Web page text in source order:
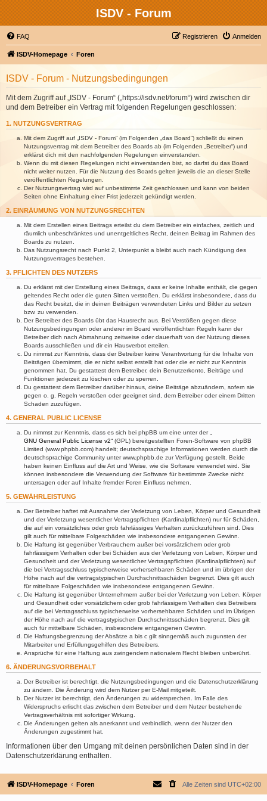
ISDV - Forum
FAQ Anmelden
Registrieren
ISDV-Homepage Foren
ISDV - Forum - Nutzungsbedingungen
Mit dem Zugriff auf „ISDV - Forum“ („https://isdv.net/forum“) wird zwischen dir
und dem Betreiber ein Vertrag mit folgenden Regelungen geschlossen:
1. NUTZUNGSVERTRAG
Mit dem Zugriff auf „ISDV - Forum“ (im Folgenden „das Board“) schließt du einen
Nutzungsvertrag mit dem Betreiber des Boards ab (im Folgenden „Betreiber“) und
erklärst dich mit den nachfolgenden Regelungen einverstanden.
Wenn du mit diesen Regelungen nicht einverstanden bist, so darfst du das Board
nicht weiter nutzen. Für die Nutzung des Boards gelten jeweils die an dieser Stelle
veröffentlichten Regelungen.
Der Nutzungsvertrag wird auf unbestimmte Zeit geschlossen und kann von beiden
Seiten ohne Einhaltung einer Frist jederzeit gekündigt werden.
2. EINRÄUMUNG VON NUTZUNGSRECHTEN
Mit dem Erstellen eines Beitrags erteilst du dem Betreiber ein einfaches, zeitlich und
räumlich unbeschränktes und unentgeltliches Recht, deinen Beitrag im Rahmen des
Boards zu nutzen.
Das Nutzungsrecht nach Punkt 2, Unterpunkt a bleibt auch nach Kündigung des
Nutzungsvertrages bestehen.
3. PFLICHTEN DES NUTZERS
Du erklärst mit der Erstellung eines Beitrags, dass er keine Inhalte enthält, die gegen
geltendes Recht oder die guten Sitten verstoßen. Du erklärst insbesondere, dass du
das Recht besitzt, die in deinen Beiträgen verwendeten Links und Bilder zu setzen
bzw. zu verwenden.
Der Betreiber des Boards übt das Hausrecht aus. Bei Verstößen gegen diese
Nutzungsbedingungen oder anderer im Board veröffentlichten Regeln kann der
Betreiber dich nach Abmahnung zeitweise oder dauerhaft von der Nutzung dieses
Boards ausschließen und dir ein Hausverbot erteilen.
Du nimmst zur Kenntnis, dass der Betreiber keine Verantwortung für die Inhalte von
Beiträgen übernimmt, die er nicht selbst erstellt hat oder die er nicht zur Kenntnis
genommen hat. Du gestattest dem Betreiber, dein Benutzerkonto, Beiträge und
Funktionen jederzeit zu löschen oder zu sperren.
Du gestattest dem Betreiber darüber hinaus, deine Beiträge abzuändern, sofern sie
gegen o. g. Regeln verstoßen oder geeignet sind, dem Betreiber oder einem Dritten
Schaden zuzufügen.
4. GENERAL PUBLIC LICENSE
Du nimmst zur Kenntnis, dass es sich bei phpBB um eine unter der „
GNU General Public License v2“ (GPL) bereitgestellten Foren-Software von phpBB
Limited (www.phpbb.com) handelt; deutschsprachige Informationen werden durch die
deutschsprachige Community unter www.phpbb.de zur Verfügung gestellt. Beide
haben keinen Einfluss auf die Art und Weise, wie die Software verwendet wird. Sie
können insbesondere die Verwendung der Software für bestimmte Zwecke nicht
untersagen oder auf Inhalte fremder Foren Einfluss nehmen.
5. GEWÄHRLEISTUNG
Der Betreiber haftet mit Ausnahme der Verletzung von Leben, Körper und Gesundheit
und der Verletzung wesentlicher Vertragspflichten (Kardinalpflichten) nur für Schäden,
die auf ein vorsätzliches oder grob fahrlässiges Verhalten zurückzuführen sind. Dies
gilt auch für mittelbare Folgeschäden wie insbesondere entgangenen Gewinn.
Die Haftung ist gegenüber Verbrauchern außer bei vorsätzlichem oder grob
fahrlässigem Verhalten oder bei Schäden aus der Verletzung von Leben, Körper und
Gesundheit und der Verletzung wesentlicher Vertragspflichten (Kardinalpflichten) auf
die bei Vertragsschluss typischerweise vorhersehbaren Schäden und im übrigen der
Höhe nach auf die vertragstypischen Durchschnittsschäden begrenzt. Dies gilt auch
für mittelbare Folgeschäden wie insbesondere entgangenen Gewinn.
Die Haftung ist gegenüber Unternehmern außer bei der Verletzung von Leben, Körper
und Gesundheit oder vorsätzlichem oder grob fahrlässigem Verhalten des Betreibers
auf die bei Vertragsschluss typischerweise vorhersehbaren Schäden und im Übrigen
der Höhe nach auf die vertragstypischen Durchschnittsschäden begrenzt. Dies gilt
auch für mittelbare Schäden, insbesondere entgangenen Gewinn.
Die Haftungsbegrenzung der Absätze a bis c gilt sinngemäß auch zugunsten der
Mitarbeiter und Erfüllungsgehilfen des Betreibers.
Ansprüche für eine Haftung aus zwingendem nationalem Recht bleiben unberührt.
6. ÄNDERUNGSVORBEHALT
Der Betreiber ist berechtigt, die Nutzungsbedingungen und die Datenschutzerklärung
zu ändern. Die Änderung wird dem Nutzer per E-Mail mitgeteilt.
Der Nutzer ist berechtigt, den Änderungen zu widersprechen. Im Falle des
Widerspruchs erlischt das zwischen dem Betreiber und dem Nutzer bestehende
Vertragsverhältnis mit sofortiger Wirkung.
Die Änderungen gelten als anerkannt und verbindlich, wenn der Nutzer den
Änderungen zugestimmt hat.
Informationen über den Umgang mit deinen persönlichen Daten sind in der
Datenschutzerklärung enthalten.
ISDV-Homepage Foren Alle Zeiten sind UTC+02:00